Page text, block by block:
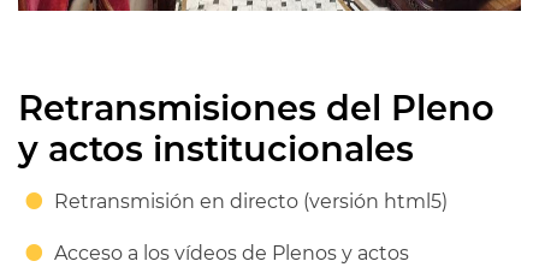
Retransmisiones del Pleno
y actos institucionales
Retransmisión en directo (versión html5)
Acceso a los vídeos de Plenos y actos